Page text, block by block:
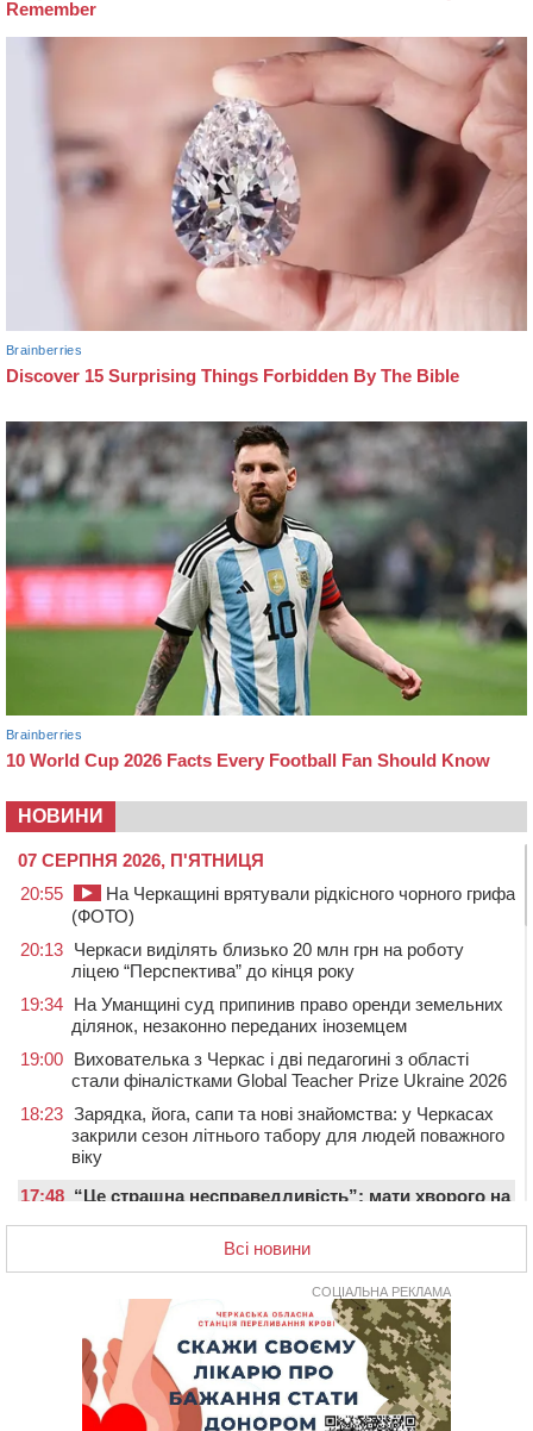
НОВИНИ
07 СЕРПНЯ 2026, П'ЯТНИЦЯ
20:55
На Черкащині врятували рідкісного чорного грифа
(ФОТО)
20:13 Черкаси виділять близько 20 млн грн на роботу
ліцею “Перспектива” до кінця року
19:34 На Уманщині суд припинив право оренди земельних
ділянок, незаконно переданих іноземцем
19:00 Вихователька з Черкас і дві педагогині з області
стали фіналістками Global Teacher Prize Ukraine 2026
18:23 Зарядка, йога, сапи та нові знайомства: у Черкасах
закрили сезон літнього табору для людей поважного
віку
17:48 “Це страшна несправедливість”: мати хворого на
ОВА виділити кошти на дороговартісні ліки
17:15 На Уманщині судитимуть колишню очільницю відділу
освіти через закупівлю електрики за завищеною
У Черкасах провели в останню путь двох
загиблих воїнів
До 1 вересня у Черкасах оновлюють дорожню
Всі новини
СОЦІАЛЬНА РЕКЛАМА